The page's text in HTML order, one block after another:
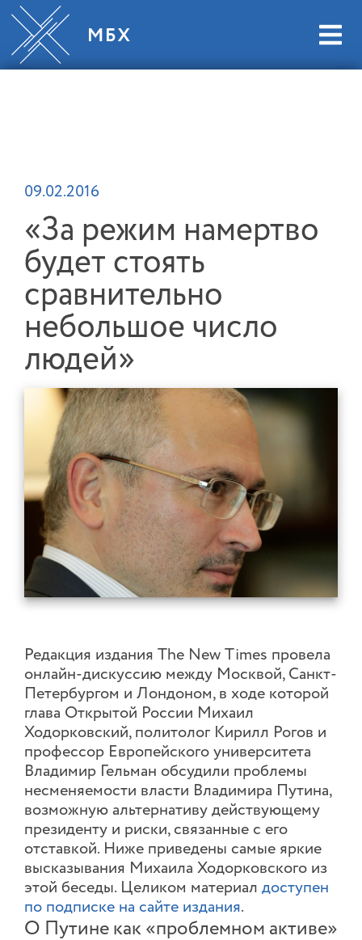
09.02.2016
«За режим намертво
будет стоять
сравнительно
небольшое число
людей»
Редакция издания The New Times провела
онлайн-дискуссию между Москвой, Санкт-
Петербургом и Лондоном, в ходе которой
глава Открытой России Михаил
Ходорковский, политолог Кирилл Рогов и
профессор Европейского университета
Владимир Гельман обсудили проблемы
несменяемости власти Владимира Путина,
возможную альтернативу действующему
президенту и риски, связанные с его
отставкой. Ниже приведены самые яркие
высказывания Михаила Ходорковского из
этой беседы. Целиком материал доступен
по подписке на сайте издания.
О Путине как «проблемном активе»